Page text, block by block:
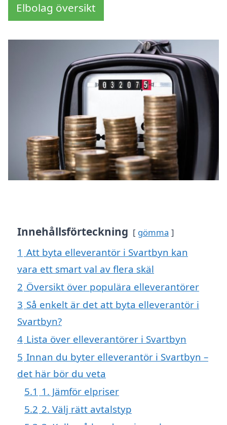
Elbolag översikt
Innehållsförteckning gömma
1 Att byta elleverantör i Svartbyn kan
vara ett smart val av flera skäl
2 Översikt över populära elleverantörer
3 Så enkelt är det att byta elleverantör i
Svartbyn?
4 Lista över elleverantörer i Svartbyn
5 Innan du byter elleverantör i Svartbyn –
det här bör du veta
5.1 1. Jämför elpriser
5.2 2. Välj rätt avtalstyp